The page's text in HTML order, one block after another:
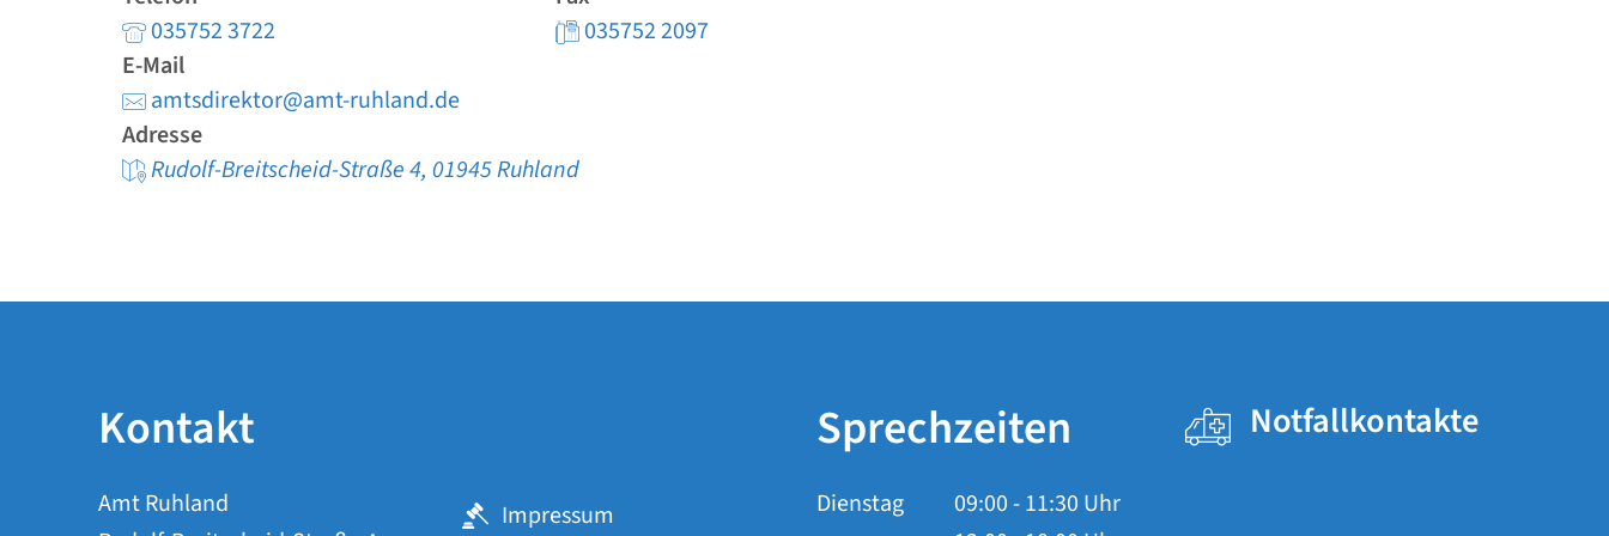
035752 3722
035752 2097
E-Mail
amtsdirektor@amt-ruhland.de
Adresse
Rudolf-Breitscheid-Straße 4, 01945 Ruhland
Kontakt
Amt Ruhland
Impressum
Sprechzeiten
Dienstag 09:00-11:30 Uhr
Notfallkontakte